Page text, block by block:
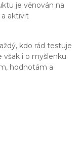
je věnován na
aktivit
kdo rád testuje
však i o myšlenku
hodnotám a